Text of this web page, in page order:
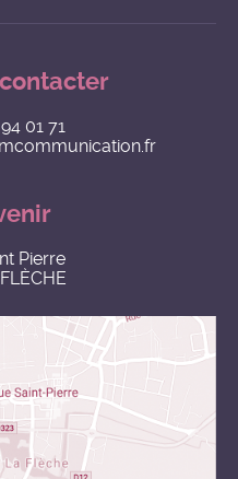
01 71
Pierre